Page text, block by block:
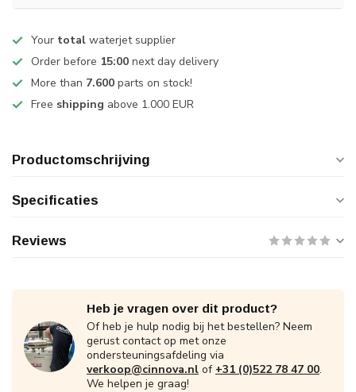
Your total waterjet supplier
Order before 15:00 next day delivery
More than 7.600 parts on stock!
Free shipping above 1.000 EUR
Productomschrijving
Specificaties
Reviews
Heb je vragen over dit product?
Of heb je hulp nodig bij het bestellen? Neem
gerust contact op met onze
ondersteuningsafdeling via
verkoop@cinnova.nl of +31 (0)522 78 47 00.
We helpen je graag!